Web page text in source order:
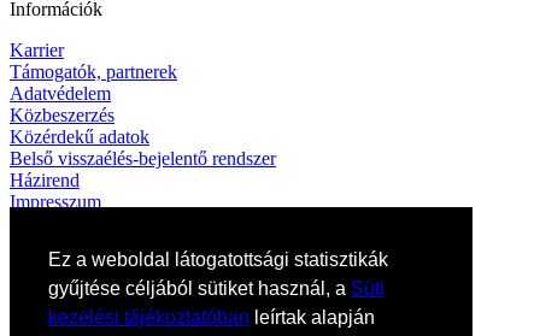
Ez a weboldal látogatottsági statisztikák
gyűjtése céljából sütiket használ, a Süti
kezelési tájékoztatóban leírtak alapján
Információk
Karrier
Támogatók, partnerek
Adatvédelem
Közbeszerzés
Közérdekű adatok
Belső visszaélés-bejelentő rendszer
Házirend
Impresszum
Elérhetőségek
Művészeti titkárság